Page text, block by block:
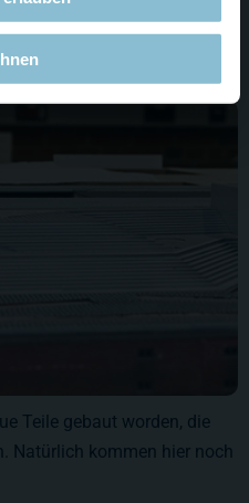
Teile gebaut worden, die
Natürlich kommen hier noch